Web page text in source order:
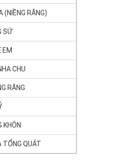
(NIỀNG RĂNG)
SỨ
EM
CHU
RĂNG
KHÔN
TỔNG QUÁT